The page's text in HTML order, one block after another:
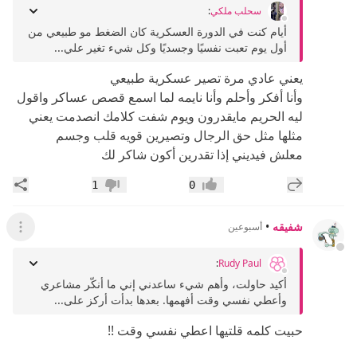
سحلب ملكي:
أيام كنت في الدورة العسكرية كان الضغط مو طبيعي من
أول يوم تعبت نفسيًا وجسديًا وكل شيء تغير علي...
يعني عادي مرة تصير عسكرية طبيعي
وأنا أفكر وأحلم وأنا نايمه لما اسمع قصص عساكر واقول
ليه الحريم مايقدرون ويوم شفت كلامك انصدمت يعني
مثلها مثل حق الرجال وتصيرين قويه قلب وجسم
معلش فيديني إذا تقدرين أكون شاكر لك
إضافة رد جديد إعجاب0 عدم إعجاب
1
شفيقه • أسبوعين عرض
Rudy Paul
:
أكيد حاولت، وأهم شيء ساعدني إني ما أنكّر مشاعري
وأعطي نفسي وقت أفهمها. بعدها بدأت أركز على...
حبيت كلمه قلتيها اعطي نفسي وقت !!